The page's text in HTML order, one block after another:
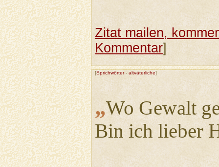
Zitat mailen,
Kommentar]
[Sprichwörter- altväterliche]
„Wo Gewalt
Bin ich lieber